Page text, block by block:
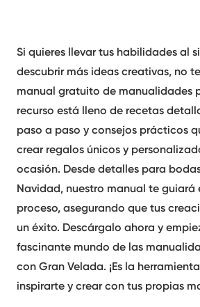
Si quieres llevar tus habilidades al
descubrir más ideas creativas, no
manual gratuito de manualidades
recurso está lleno de recetas
paso a paso y consejos prácticos
crear regalos únicos y
ocasión. Desde detalles para
Navidad, nuestro manual te guiará
proceso, asegurando que tus
un éxito. Descárgalo ahora y
fascinante mundo de las
con Gran Velada. ¡Es la
inspirarte y crear con tus propias